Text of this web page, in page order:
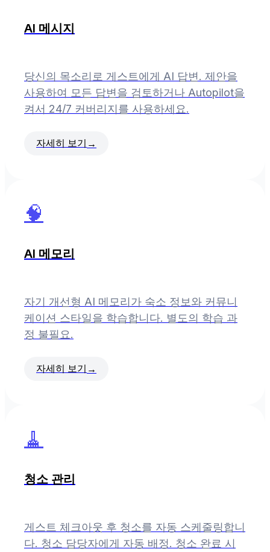
AI 메시지
당신의 목소리로 게스트에게 AI 답변. 제안을
사용하여 모든 답변을 검토하거나 Autopilot을
켜서 24/7 커버리지를 사용하세요.
자세히 보기 →
🧠
AI 메모리
자기 개선형 AI 메모리가 숙소 정보와 커뮤니
케이션 스타일을 학습합니다. 별도의 학습 과
정 불필요.
자세히 보기 →
🧹
청소 관리
게스트 체크아웃 후 청소를 자동 스케줄링합니
다. 청소 담당자에게 자동 배정. 청소 완료 시